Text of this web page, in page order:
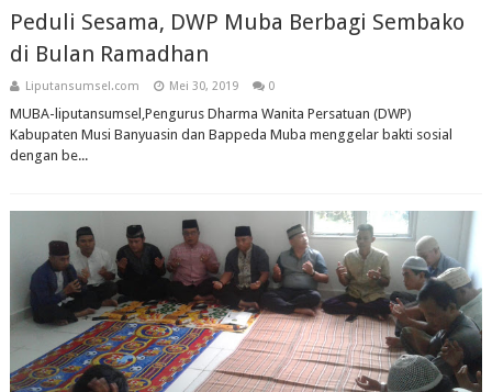
Peduli Sesama, DWP Muba Berbagi Sembako
di Bulan Ramadhan
Liputansumsel.com Mei 30, 2019 0
MUBA-liputansumsel,Pengurus Dharma Wanita Persatuan (DWP)
Kabupaten Musi Banyuasin dan Bappeda Muba menggelar bakti sosial
dengan be...